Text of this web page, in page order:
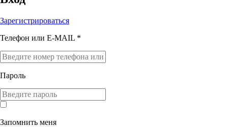
Зарегистрироваться
Телефон или E-MAIL *
Пароль
Запомнить меня